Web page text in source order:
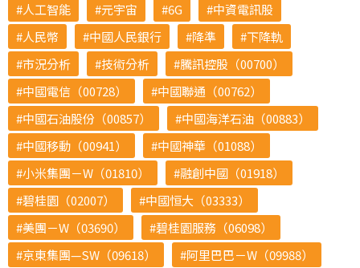
人工智能
元宇宙 6G
中資電訊股
人民幣
中國人民銀行 降準
下降軌
市況分析
技術分析
騰訊控股（00700）
中國電信（00728）
中國聯通（00762）
中國石油股份（00857）
中國海洋石油（00883）
中國移動（00941）
中國神華（01088）
小米集團－W（01810）
融創中國（01918）
碧桂園（02007）
中國恒大（03333）
美團－W（03690）
碧桂園服務（06098）
京東集團—SW（09618）
阿里巴巴－W（09988）